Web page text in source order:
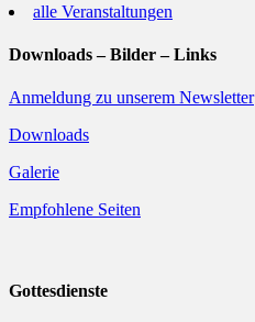
alle Veranstaltungen
Downloads – Bilder – Links
Anmeldung zu unserem Newsletter
Downloads
Galerie
Empfohlene Seiten
Gottesdienste